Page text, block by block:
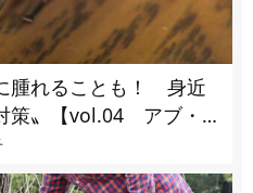
腫れることも！ 身近
策〟【vol.04 アブ・ブ